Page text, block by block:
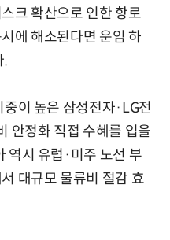
크 확산으로 인한 항로
에 해소된다면 운임 하
.
이 높은 삼성전자·LG전
안정화 직접 수혜를 입을
역시 유럽·미주 노선 부
대규모 물류비 절감 효